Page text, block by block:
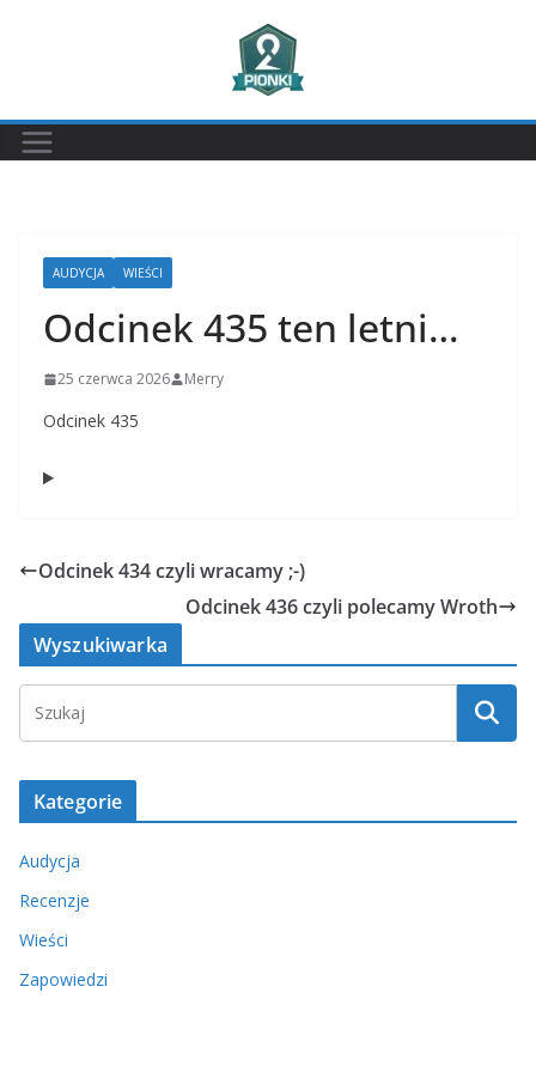
AUDYCJA WIEŚCI
Odcinek 435 ten letni…
25 czerwca 2026 Merry
Odcinek 435
Odcinek 434 czyli wracamy ;-)
Odcinek 436 czyli polecamy Wroth
Wyszukiwarka
Kategorie
Audycja
Recenzje
Wieści
Zapowiedzi